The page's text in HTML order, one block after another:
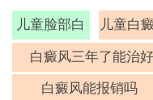
儿童脸部白
斑
儿童白
白癜风三年了能治
白癜风能报销吗